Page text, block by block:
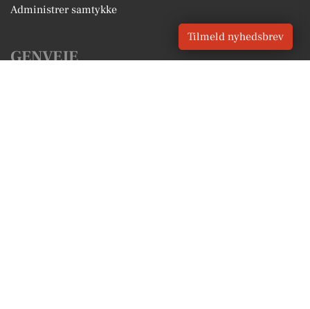
Administrer samtykke
GENVEJE
Tilmeld nyhedsbrev